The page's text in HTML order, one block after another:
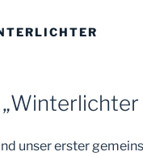
unser erster